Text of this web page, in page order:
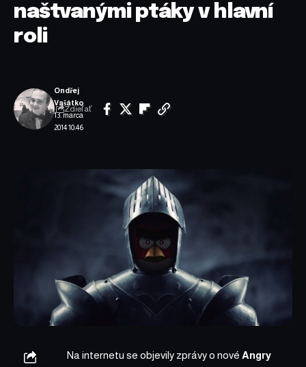
naštvanými ptáky v hlavní
roli
13. marca
2014 10:46
Ondřej
Vašátko
Zdieľať
Na internetu se objevily zprávy o nové Angry